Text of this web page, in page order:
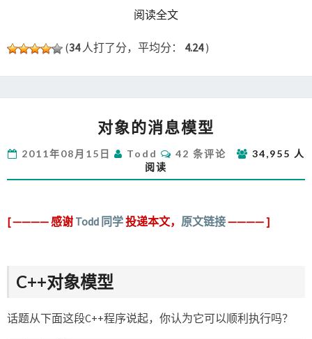
阅读全文READ MORE
(34人打了分，平均分： 4.24)
象
消
息
对象的消息模型
2011年08月15日 Todd
评
论
42 条评论
34,955 人
阅读
[ ———— 感谢 Todd 同学投递本文， 原文链接———— ]
C++对象模型
话题从下面这段C++程序说起，你认为它可以顺利执行吗？